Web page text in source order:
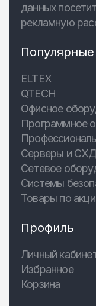
данных
рекламную
ELTEX
QTECH
Офисное
Программное
Серверы и СХД
Сетевое
Системы
Товары по
Профиль
Личный
Избранное
Корзина